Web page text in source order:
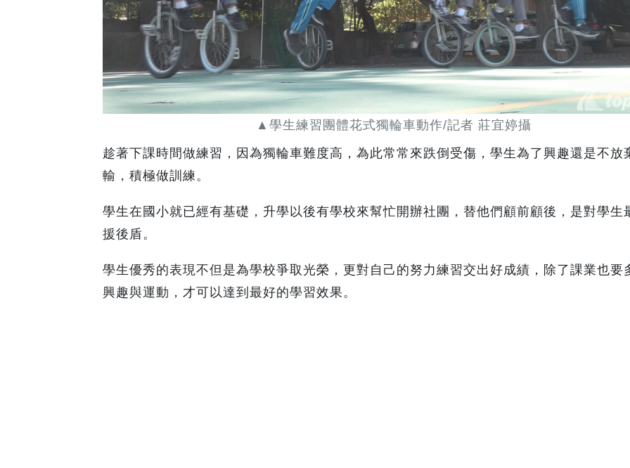
▲學生練習團體花式獨輪車動作/記者 莊宜婷攝
趁著下課時間做練習，因為獨輪車難度高，為此常常來跌倒受傷，學生為了興趣還是不放
輸，積極做訓練。
學生在國小就已經有基礎，升學以後有學校來幫忙開辦社團，替他們顧前顧後，是對學生
援後盾。
學生優秀的表現不但是為學校爭取光榮，更對自己的努力練習交出好成績，除了課業也要
興趣與運動，才可以達到最好的學習效果。